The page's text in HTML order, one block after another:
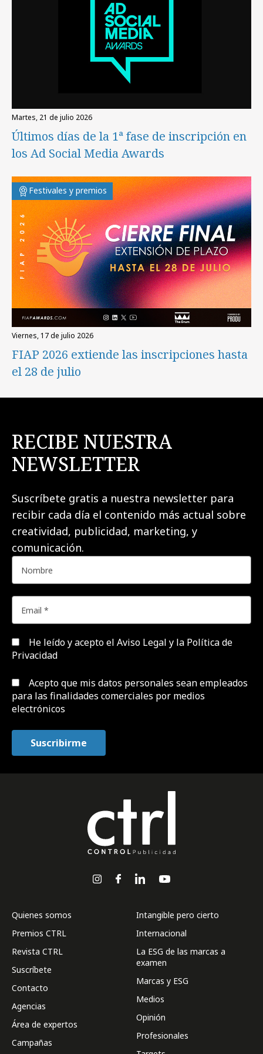
martes, 21 de julio 2026
Últimos días de la 1ª fase de inscripción en
los Ad Social Media Awards
Festivales y premios
viernes, 17 de julio 2026
FIAP 2026 extiende las inscripciones hasta
el 28 de julio
RECIBE NUESTRA
NEWSLETTER
Suscríbete gratis a nuestra newsletter para
recibir cada día el contenido más actual sobre
creatividad, publicidad, marketing, y
comunicación.
He leído y acepto el Aviso Legal y la Política de
Privacidad
Acepto que mis datos personales sean empleados
para las finalidades comerciales por medios
electrónicos
Quienes somos
Premios CTRL
Revista CTRL
Suscríbete
Contacto
Agencias
Área de expertos
Campañas
Intangible pero cierto
Internacional
La ESG de las marcas a
examen
Marcas y ESG
Medios
Opinión
Profesionales